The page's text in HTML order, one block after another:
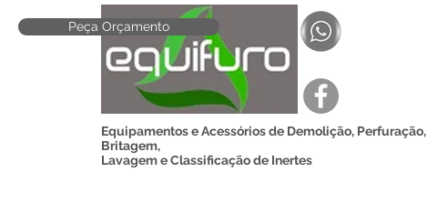
Peça Orçamento
Equipamentos e Acessórios de Demolição, Perfuração,
Britagem,
Lavagem e Classificação de Inertes